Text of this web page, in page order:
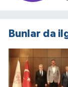
Bunlar da